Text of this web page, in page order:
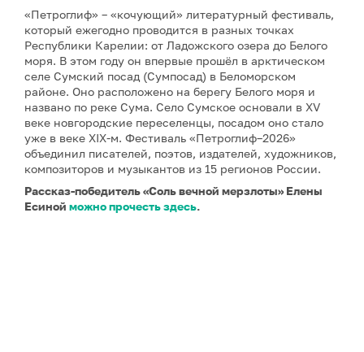
«Петроглиф» – «кочующий» литературный фестиваль,
который ежегодно проводится в разных точках
Республики Карелии: от Ладожского озера до Белого
моря. В этом году он впервые прошёл в арктическом
селе Сумский посад (Сумпосад) в Беломорском
районе. Оно расположено на берегу Белого моря и
названо по реке Сума. Село Сумское основали в XV
веке новгородские переселенцы, посадом оно стало
уже в веке XIX-м. Фестиваль «Петроглиф–2026»
объединил писателей, поэтов, издателей, художников,
композиторов и музыкантов из 15 регионов России.
Рассказ-победитель «Соль вечной мерзлоты» Елены
Есиной можно прочесть здесь.